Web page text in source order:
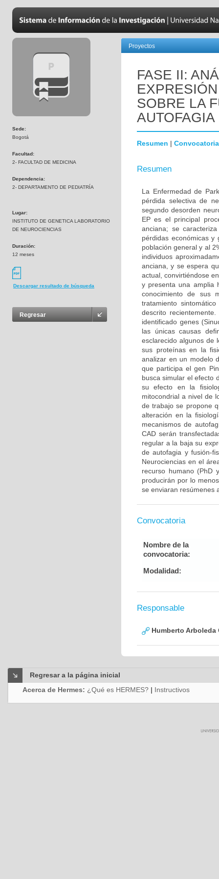
Sede:
Bogotá
Facultad:
2- FACULTAD DE MEDICINA
Dependencia:
2- DEPARTAMENTO DE PEDIATRÍA
Lugar:
INSTITUTO DE GENETICA LABORATORIO
DE NEUROCIENCIAS
Duración:
12 meses
Descargar resultado de búsqueda
Regresar
Proyectos
FASE II:
SOBRE LA
Resumen | Convocatoria
Resumen
La Enfermedad de
pérdida selectiva de
segundo desorden
EP es el principal
anciana; se
pérdidas económicas y
población general y al
individuos
anciana, y se espera
actual, convirtiéndose
y presenta una amplia
conocimiento de sus
tratamiento
descrito
identificado genes
las únicas causas
esclarecido algunos de
sus proteínas en la
analizar en un modelo
que participa el gen
busca simular el efecto
su efecto en la
mitocondrial a nivel de
de trabajo se propone
alteración en la
mecanismos de
CAD serán
regular a la baja su
de autofagia y fusión-
Neurociencias en el
recurso humano (PhD
producirán por lo
se enviaran resúmenes
Convocatoria
Nombre de la
convocatoria:
Modalidad:
Responsable
Humberto Arboleda
Regresar a la página inicial
Acerca de Hermes: ¿Qué es HERMES? | Instructivos